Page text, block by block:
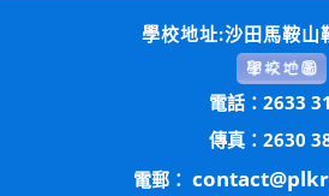
學校地址:沙田馬鞍山
電話：2633
傳真：2630
電郵：